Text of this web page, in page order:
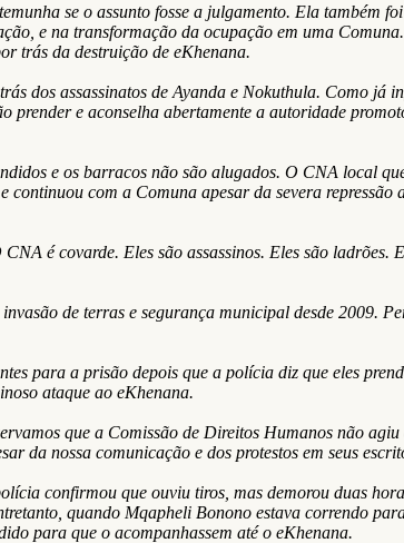
se o assunto fosse a julgamento. Ela também
e na transformação da ocupação em uma
trás da destruição de eKhenana.
dos assassinatos de Ayanda e Nokuthula. Como já
e aconselha abertamente a autoridade
e os barracos não são alugados. O CNA local
com a Comuna apesar da severa repressão
é covarde. Eles são assassinos. Eles são ladrões.
de terras e segurança municipal desde 2009.
para a prisão depois que a polícia diz que eles
ataque ao eKhenana.
que a Comissão de Direitos Humanos não
da nossa comunicação e dos protestos em seus
confirmou que ouviu tiros, mas demorou duas
quando Mqapheli Bonono estava correndo
para que o acompanhassem até o eKhenana.